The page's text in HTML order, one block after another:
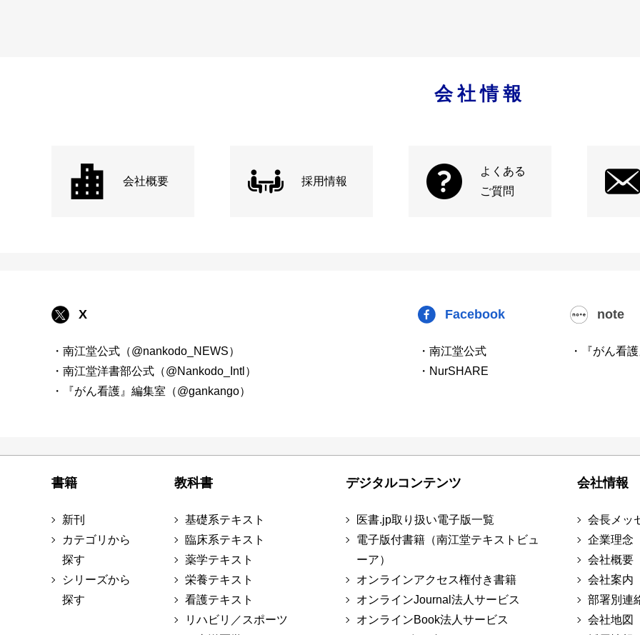
会社情報
会社概要 採用情報
よくある
ご質問
X
・南江堂公式（@nankodo_NEWS）
・南江堂洋書部公式（@Nankodo_Intl）
・『がん看護』編集室（@gankango）
Facebook
・南江堂公式
・NurSHARE
note
・『がん看
書籍
新刊
カテゴリから
探す
シリーズから
探す
教科書
基礎系テキスト
臨床系テキスト
薬学テキスト
栄養テキスト
看護テキスト
リハビリ／スポーツ
デジタルコンテンツ
医書.jp取り扱い電子版一覧
電子版付書籍（南江堂テキストビュ
ーア）
オンラインアクセス権付き書籍
オンラインJournal法人サービス
オンラインBook法人サービス
会社情報
会長メッ
企業理念
会社概要
会社案内
部署別連
会社地図